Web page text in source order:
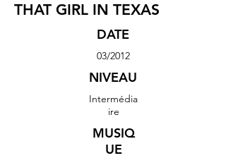
THAT GIRL IN TEXAS
DATE
03/2012
NIVEAU
Intermédia
ire
MUSIQ
UE